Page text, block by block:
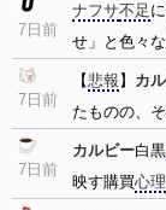
7日前
ナフサ不足
せ」と色々
7日前
【悲報 】 カ
たものの、
7日前
カルビー白黒
映す購買心理